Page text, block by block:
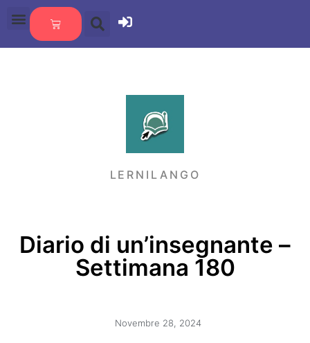
LERNILANGO
Diario di un’insegnante –
Settimana 180
Novembre 28, 2024